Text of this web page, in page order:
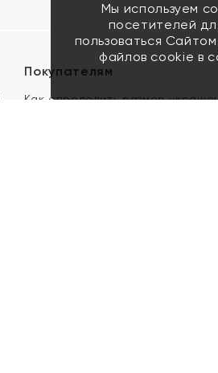
Покупателям
Как определить размер
Мы используем
посетителей
пользоваться
файлов cookie в